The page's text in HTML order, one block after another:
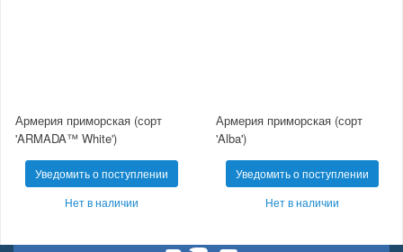
Армерия приморская (сорт
'ARMADA™ White')
Уведомить о поступлении
Нет в наличии
Армерия приморская (сорт
'Alba')
Уведомить о поступлении
Нет в наличии